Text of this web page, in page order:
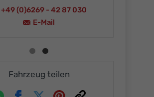
+49 (0)6269 - 42 87 030
E-Mail
Fahrzeug teilen